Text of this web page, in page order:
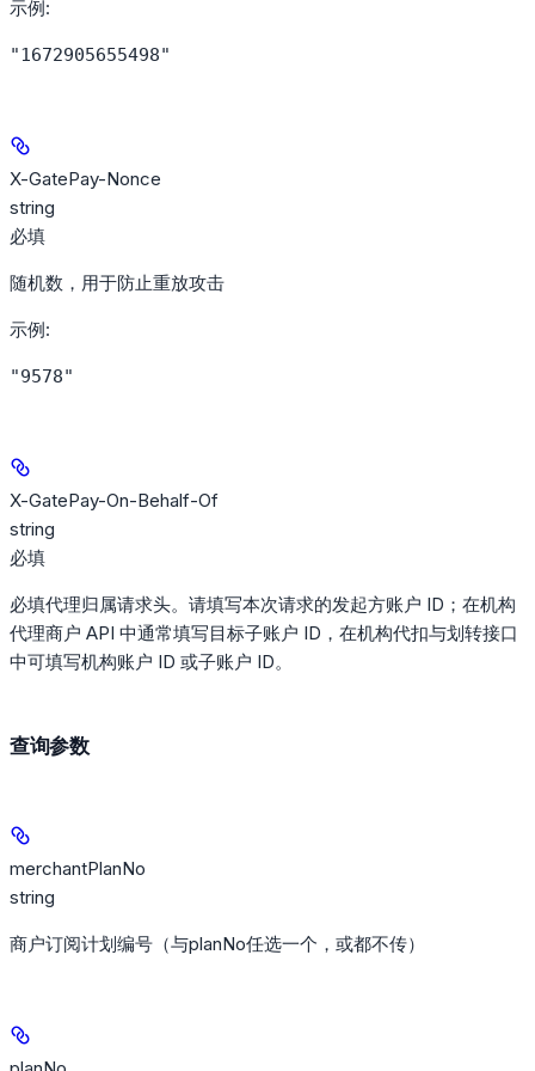
示例:
"1672905655498"
X-GatePay-Nonce
string
必填
随机数，用于防止重放攻击
示例:
"9578"
X-GatePay-On-Behalf-Of
string
必填
必填代理归属请求头。请填写本次请求的发起方账户 ID；在机构
代理商户 API 中通常填写目标子账户 ID，在机构代扣与划转接口
中可填写机构账户 ID 或子账户 ID。
查询参数
merchantPlanNo
string
商户订阅计划编号（与planNo任选一个，或都不传）